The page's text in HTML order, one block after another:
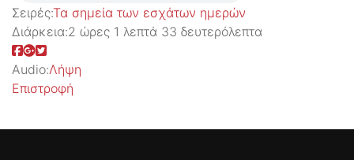
Σειρές:Τα σημεία των εσχάτων ημερών
Διάρκεια:2 ώρες 1 λεπτά 33 δευτερόλεπτα
Audio:Λήψη
Επιστροφή